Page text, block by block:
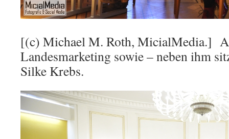
[(c) Michael M. Roth, MicialMedia.]
Landesmarketing sowie – neben ihm
Silke Krebs.